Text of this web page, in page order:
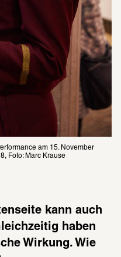
am 15. November
Foto: Marc Krause
kann auch
haben
Wirkung. Wie